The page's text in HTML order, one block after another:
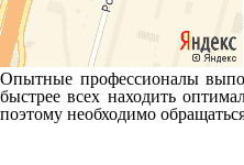
Опытные профессионалы
быстрее всех находить
поэтому необходимо